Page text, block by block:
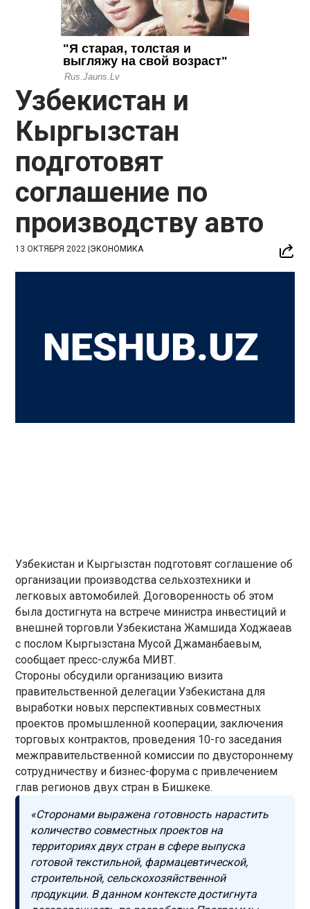
Узбекистан и
Кыргызстан
подготовят
соглашение по
производству авто
13 ОКТЯБРЯ 2022 |ЭКОНОМИКА
Узбекистан и Кыргызстан подготовят соглашение об
организации производства сельхозтехники и
легковых автомобилей. Договоренность об этом
была достигнута на встрече министра инвестиций и
внешней торговли Узбекистана Жамшида Ходжаеав
с послом Кыргызстана Мусой Джаманбаевым,
сообщает пресс-служба МИВТ.
Стороны обсудили организацию визита
правительственной делегации Узбекистана для
выработки новых перспективных совместных
проектов промышленной кооперации, заключения
торговых контрактов, проведения 10-го заседания
межправительственной комиссии по двустороннему
сотрудничеству и бизнес-форума с привлечением
глав регионов двух стран в Бишкеке.
«Сторонами выражена готовность нарастить
количество совместных проектов на
территориях двух стран в сфере выпуска
готовой текстильной, фармацевтической,
строительной, сельскохозяйственной
продукции. В данном контексте достигнута